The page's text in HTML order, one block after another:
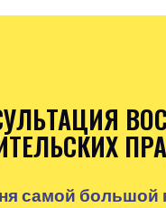
самой большой